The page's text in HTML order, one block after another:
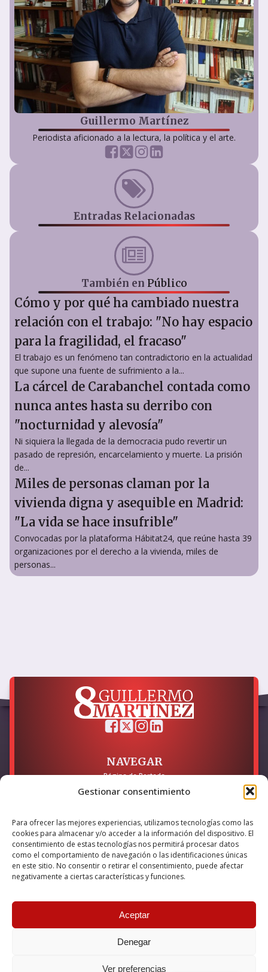
Gestionar consentimiento
Para ofrecer las mejores experiencias, utilizamos tecnologías como las
cookies para almacenar y/o acceder a la información del dispositivo. El
consentimiento de estas tecnologías nos permitirá procesar datos
como el comportamiento de navegación o las identificaciones únicas
en este sitio. No consentir o retirar el consentimiento, puede afectar
negativamente a ciertas características y funciones.
Aceptar
Denegar
Ver preferencias
Guillermo Martínez
Periodista aficionado a la lectura, la política y el arte.
Entradas Relacionadas
También en Público
Cómo y por qué ha cambiado nuestra
relación con el trabajo: "No hay espacio
para la fragilidad, el fracaso"
El trabajo es un fenómeno tan contradictorio en la actualidad
que supone una fuente de sufrimiento a la...
La cárcel de Carabanchel contada como
nunca antes hasta su derribo con
"nocturnidad y alevosía"
Ni siquiera la llegada de la democracia pudo revertir un
pasado de represión, encarcelamiento y muerte. La prisión
de...
Miles de personas claman por la
vivienda digna y asequible en Madrid:
"La vida se hace insufrible"
Convocadas por la plataforma Hábitat24, que reúne hasta 39
organizaciones por el derecho a la vivienda, miles de
personas...
NAVEGAR
Página de Portada
LEGAL
Política de Privacidad
Política de Cookies
Accesibilidad
Esta empresa ha sido beneficiaria del bono Kit Digital y lo ha
internet, financiado por la Unión Europea – NextGeneration EU
© 2026 Guillermo Martínez | Todos los derechos reservados |